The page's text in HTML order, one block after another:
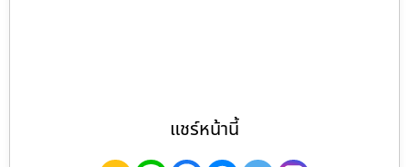
แชร์หน้านี้